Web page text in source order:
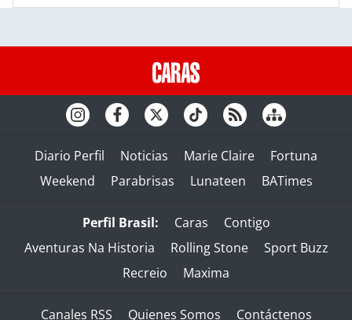
Diario Perfil Noticias Marie Claire
Fortuna
Weekend
Parabrisas Lunateen BATimes
Perfil Brasil: Caras
Contigo
Aventuras Na Historia
Rolling Stone
Sport Buzz
Recreio
Maxima
Canales RSS Quienes Somos Contáctenos